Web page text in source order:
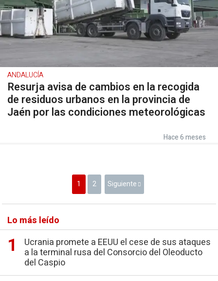
ANDALUCÍA
Resurja avisa de cambios en la recogida
de residuos urbanos en la provincia de
Jaén por las condiciones meteorológicas
Hace 6 meses
1 2 Siguiente
Lo más leído
Ucrania promete a EEUU el cese de sus ataques
a la terminal rusa del Consorcio del Oleoducto
del Caspio